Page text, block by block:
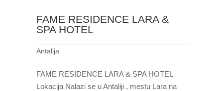
FAME RESIDENCE LARA &
SPA HOTEL
Antalija
FAME RESIDENCE LARA & SPA HOTEL
Lokacija Nalazi se u Antaliji , mestu Lara na